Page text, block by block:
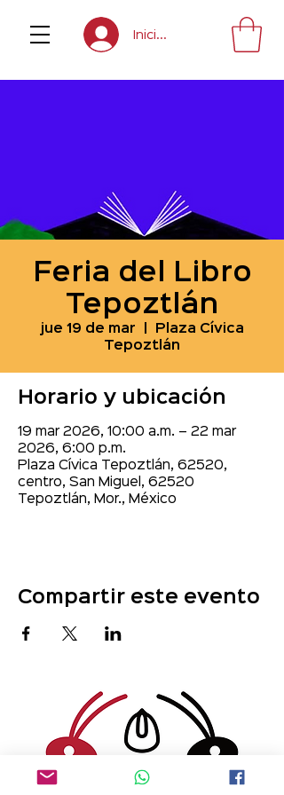
Inicia sesión
Feria del Libro
Tepoztlán
jue 19 de mar
Plaza Cívica
Tepoztlán
Horario y ubicación
19 mar 2026, 10:00 a.m. – 22 mar
2026, 6:00 p.m.
Plaza Cívica Tepoztlán, 62520,
centro, San Miguel, 62520
Tepoztlán, Mor., México
Compartir este evento